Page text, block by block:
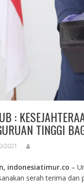
:
TINGGI
2021
indonesiatimur.co –
serah terima dan